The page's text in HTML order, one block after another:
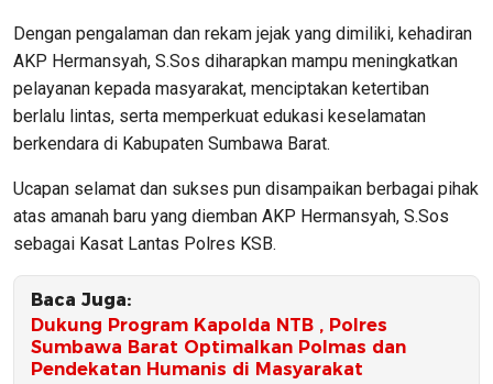
Dengan pengalaman dan rekam jejak yang dimiliki, kehadiran
AKP Hermansyah, S.Sos diharapkan mampu meningkatkan
pelayanan kepada masyarakat, menciptakan ketertiban
berlalu lintas, serta memperkuat edukasi keselamatan
berkendara di Kabupaten Sumbawa Barat.
Ucapan selamat dan sukses pun disampaikan berbagai pihak
atas amanah baru yang diemban AKP Hermansyah, S.Sos
sebagai Kasat Lantas Polres KSB.
Baca Juga:
Dukung Program Kapolda NTB , Polres
Sumbawa Barat Optimalkan Polmas dan
Pendekatan Humanis di Masyarakat